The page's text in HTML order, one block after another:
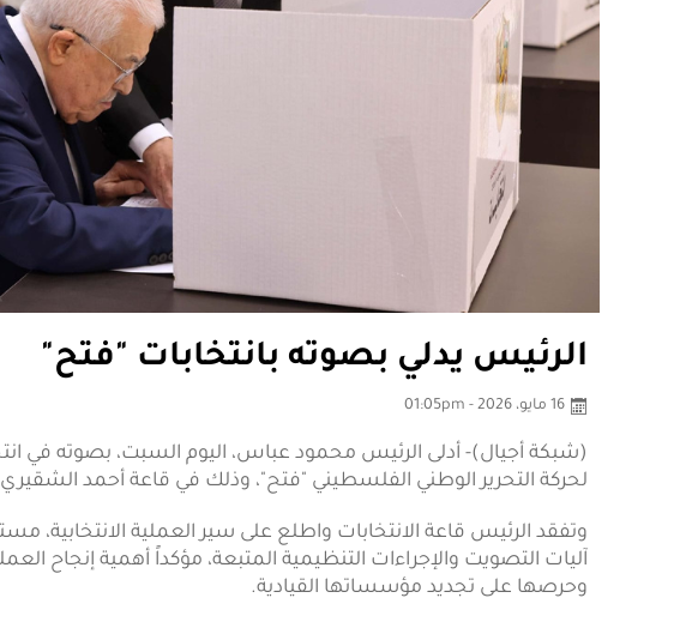
الرئيس يدلي بصوته بانتخابات "فتح"
16 مايو، 2026 - 01:05pm
(شبكة أجيال)- أدلى الرئيس محمود عباس، اليوم السبت، بصوته في
لحركة التحرير الوطني الفلسطيني "فتح"، وذلك في قاعة أحمد الشقيري
وتفقد الرئيس قاعة الانتخابات واطلع على سير العملية الانتخابية،
آليات التصويت والإجراءات التنظيمية المتبعة، مؤكداً أهمية إنجاح
وحرصها على تجديد مؤسساتها القيادية.